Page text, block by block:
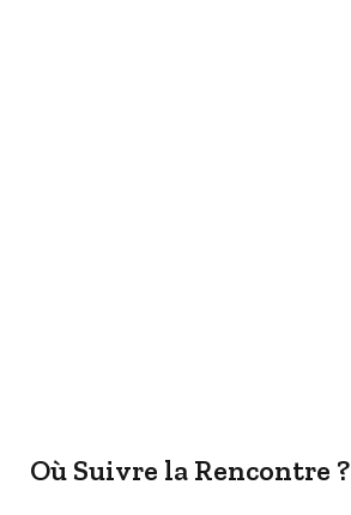
Où Suivre la Rencontre ?